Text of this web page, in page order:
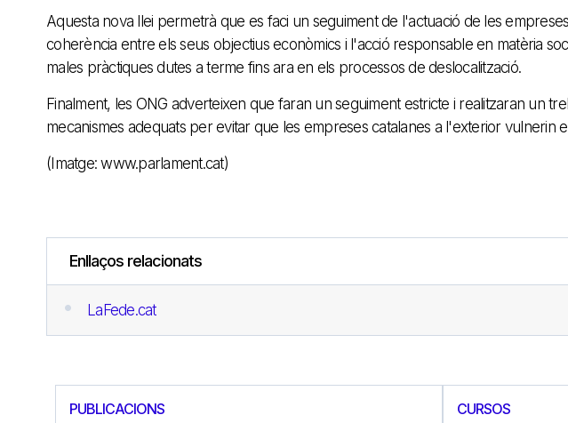
Aquesta nova llei permetrà que es faci un seguiment de l'actuació de les
coherència entre els seus objectius econòmics i l'acció responsable en matèria
males pràctiques dutes a terme fins ara en els processos de deslocalització.
Finalment, les ONG adverteixen que faran un seguiment estricte i realitzaran un
mecanismes adequats per evitar que les empreses catalanes a l'exterior vulnerin
(Imatge: www.parlament.cat)
Enllaços relacionats
LaFede.cat
PUBLICACIONS CURSOS